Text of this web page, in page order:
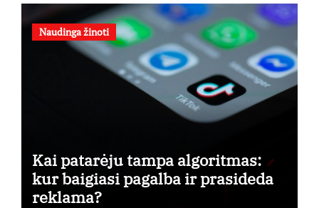
Naudinga žinoti
Kai patarėju tampa algoritmas:
kur baigiasi pagalba ir prasideda
reklama?